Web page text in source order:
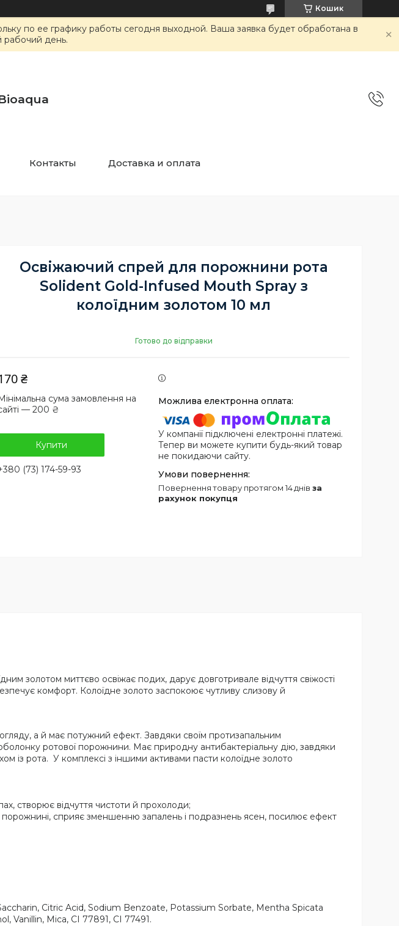
Кошик
по ее графику работы сегодня выходной. Ваша заявка будет обработана в
день.
Контакты Доставка и оплата
Освіжаючий спрей для порожнини рота
Solident Gold-Infused Mouth Spray з
колоїдним золотом 10 мл
Готово до відправки
₴
сума замовлення на
— 200 ₴
Купити
(73) 174-59-93
У компанії підключені електронні платежі.
Тепер ви можете купити будь-який товар
не покидаючи сайту.
повернення товару протягом 14 днів за
рахунок покупця
золотом миттєво освіжає подих, дарує довготривале відчуття свіжості
комфорт. Колоїдне золото заспокоює чутливу слизову й
а й має потужний ефект. Завдяки своїм протизапальним
ротової порожнини. Має природну антибактеріальну дію, завдяки
із рота. У комплексі з іншими активами пасти колоїдне золото
створює відчуття чистоти й прохолоди;
порожнині, сприяє зменшенню запалень і подразнень ясен, посилює ефект
Citric Acid, Sodium Benzoate, Potassium Sorbate, Mentha Spicata
Vanillin, Mica, CI 77891, CI 77491.